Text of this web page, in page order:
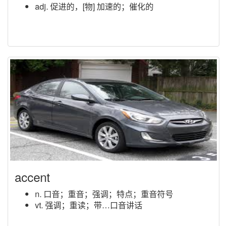
adj. 促进的，[物] 加速的；催化的
accent
n. 口音；重音；强调；特点；重音符号
vt. 强调；重读；带…口音讲话